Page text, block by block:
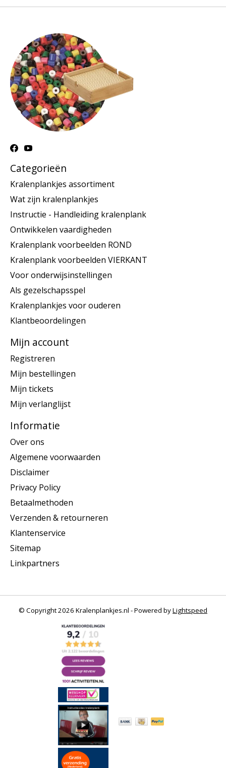
Categorieën
Kralenplankjes assortiment
Wat zijn kralenplankjes
Instructie - Handleiding kralenplank
Ontwikkelen vaardigheden
Kralenplank voorbeelden ROND
Kralenplank voorbeelden VIERKANT
Voor onderwijsinstellingen
Als gezelschapsspel
Kralenplankjes voor ouderen
Klantbeoordelingen
Mijn account
Registreren
Mijn bestellingen
Mijn tickets
Mijn verlanglijst
Informatie
Over ons
Algemene voorwaarden
Disclaimer
Privacy Policy
Betaalmethoden
Verzenden & retourneren
Klantenservice
Sitemap
Linkpartners
© Copyright 2026 Kralenplankjes.nl - Powered byLightspeed